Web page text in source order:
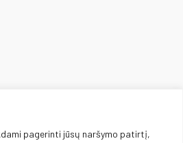
pagerinti jūsų naršymo patirtį,